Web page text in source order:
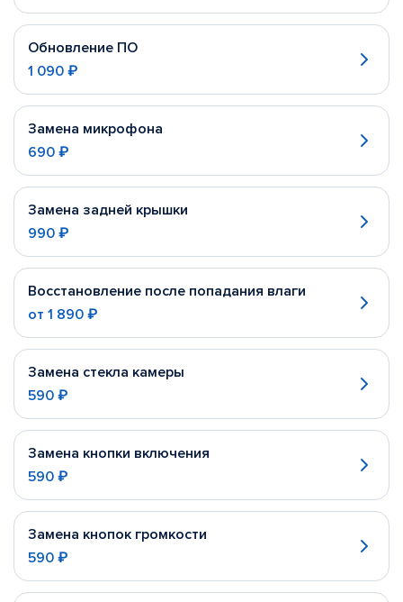
Обновление ПО
1 090 ₽
Замена микрофона
690 ₽
Замена задней крышки
990 ₽
Восстановление после попадания влаги
от 1 890 ₽
Замена стекла камеры
590 ₽
Замена кнопки включения
590 ₽
Замена кнопок громкости
590 ₽